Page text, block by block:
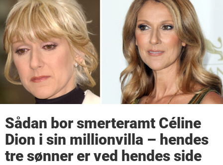
Sådan bor smerteramt Céline
Dion i sin millionvilla – hendes
tre sønner er ved hendes side